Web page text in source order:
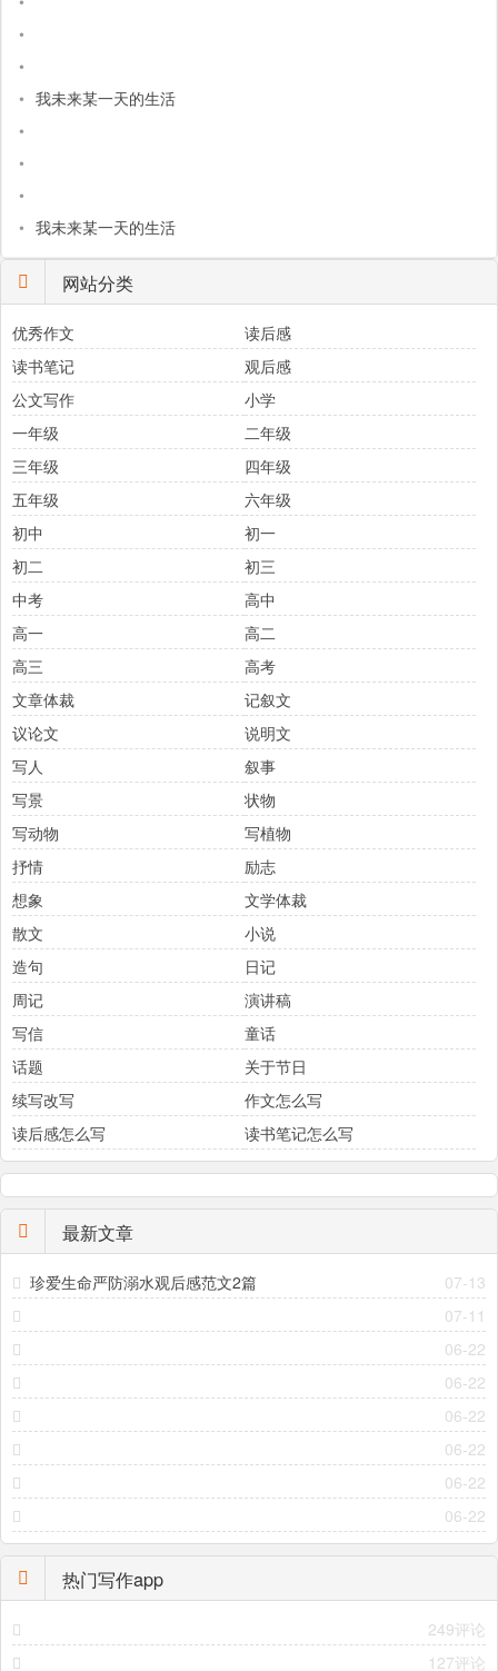
•
•
• 我未来某一天的生活
•
•
•
• 我未来某一天的生活
网站分类
优秀作文
读后感
读书笔记
观后感
公文写作
小学
一年级
二年级
三年级
四年级
五年级
六年级
初中
初一
初二
初三
中考
高中
高一
高二
高三
高考
文章体裁
记叙文
议论文
说明文
写人
叙事
写景
状物
写动物
写植物
抒情
励志
想象
文学体裁
散文
小说
造句
日记
周记
演讲稿
写信
童话
话题
关于节日
续写改写
作文怎么写
读后感怎么写
读书笔记怎么写
最新文章
07-13
珍爱生命严防溺水观后感范文2篇
07-11
06-22
06-22
06-22
06-22
06-22
06-22
热门写作app
249评论
127评论